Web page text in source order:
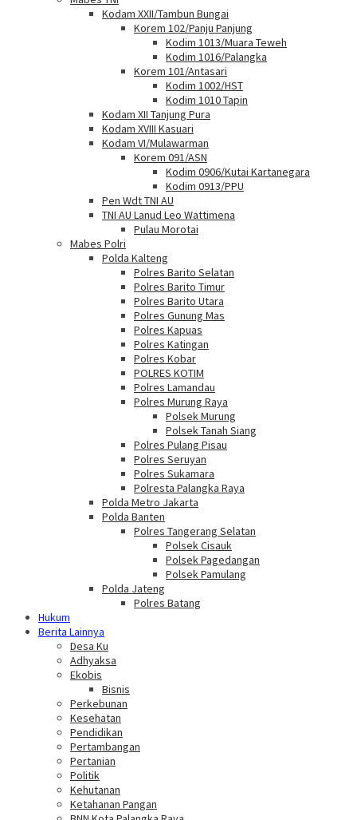
Kodam XXII/Tambun Bungai
Korem 102/Panju Panjung
Kodim 1013/Muara Teweh
Kodim 1016/Palangka
Korem 101/Antasari
Kodim 1002/HST
Kodim 1010 Tapin
Kodam XII Tanjung Pura
Kodam XVIII Kasuari
Kodam VI/Mulawarman
Korem 091/ASN
Kodim 0906/Kutai Kartanegara
Kodim 0913/PPU
Pen Wdt TNI AU
TNI AU Lanud Leo Wattimena
Pulau Morotai
Mabes Polri
Polda Kalteng
Polres Barito Selatan
Polres Barito Timur
Polres Barito Utara
Polres Gunung Mas
Polres Kapuas
Polres Katingan
Polres Kobar
POLRES KOTIM
Polres Lamandau
Polres Murung Raya
Polsek Murung
Polsek Tanah Siang
Polres Pulang Pisau
Polres Seruyan
Polres Sukamara
Polresta Palangka Raya
Polda Metro Jakarta
Polda Banten
Polres Tangerang Selatan
Polsek Cisauk
Polsek Pagedangan
Polsek Pamulang
Polda Jateng
Polres Batang
Hukum
Berita Lainnya
Desa Ku
Adhyaksa
Ekobis
Bisnis
Perkebunan
Kesehatan
Pendidikan
Pertambangan
Pertanian
Politik
Kehutanan
Ketahanan Pangan